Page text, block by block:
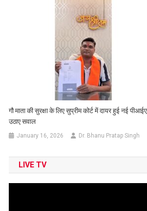
गौ माता की सुरक्षा के लिए सुप्रीम कोर्ट में दायर हुई नई
उठाए सवाल
January 16, 2026 Dr. Bhanu Pratap Singh
LIVE TV